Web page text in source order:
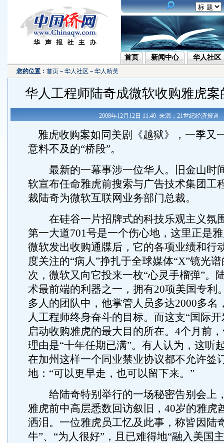
首页 新闻中心 华人社区
您的位置： 首页 － 华人社区 － 华人精英
华人工程师陆奇成微软收购雅虎
2008年12月12日 11:40 来源：21世纪经济报道
雅虎收购案如同美剧《越狱》，一季又
意料不及的“桥段”。
最新的一幕事涉一位华人。旧金山时
软宣布任命雅虎前搜索与广告技术集团工
裁陆奇为微软互联网业务部门总裁。
在硅谷一片招牌式的科技乐观主义氛
第一大道701号是一个伤心地，这里正是
微软发出收购通牒后，它的各项业绩和行
度关注的“病人”挣扎于全球媒体“X”镜光
次，微软又向它投来一枚“心灵手榴弹”。
术最前端的利器之一，拥有20项美国专利
多人的团队中，他掌管人员多达2000多名
人工程师终身奋斗的目标。而这支“国际
启动收购雅虎的最大目的所在。4个月前
理由是“十年任期已满”。有人认为，这听
在加州这样一个同业禁业协议都不允许签
地：“可以更早走，也可以留下来。”
给陆奇特别举行的一场秘密告别会上
雅虎前中高层悉数回访叙旧，40岁的雅虎
洒泪。一位雅虎员工忆及此事，称皆因陆
牛”、“为人很好”，且已难得地“融入美国